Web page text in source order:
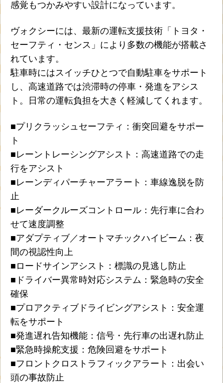
感覚もつかみやすい設計になっています。
ヴォクシーには、最新の運転支援技術「トヨタ・
セーフティ・センス」により多数の機能が搭載さ
れています。
駐車時にはスイッチひとつで自動駐車をサポート
し、高速道路では渋滞時の停車・発進をアシス
ト。日常の運転負担を大きく軽減してくれます。
■プリクラッシュセーフティ：衝突回避をサポー
ト
■レーントレーシングアシスト：高速道路での走
行をアシスト
■レーンディパーチャーアラート：車線逸脱を防
止
■レーダークルーズコントロール：先行車に合わ
せて速度調整
■アダプティブ／オートマチックハイビーム：夜
間の視認性向上
■ロードサインアシスト：標識の見逃し防止
■ドライバー異常時対応システム：緊急時の安全
確保
■プロアクティブドライビングアシスト：安全運
転をサポート
■発進遅れ告知機能：信号・先行車の出遅れ防止
■緊急時操舵支援：危険回避をサポート
■フロントクロストラフィックアラート：出会い
頭の事故防止